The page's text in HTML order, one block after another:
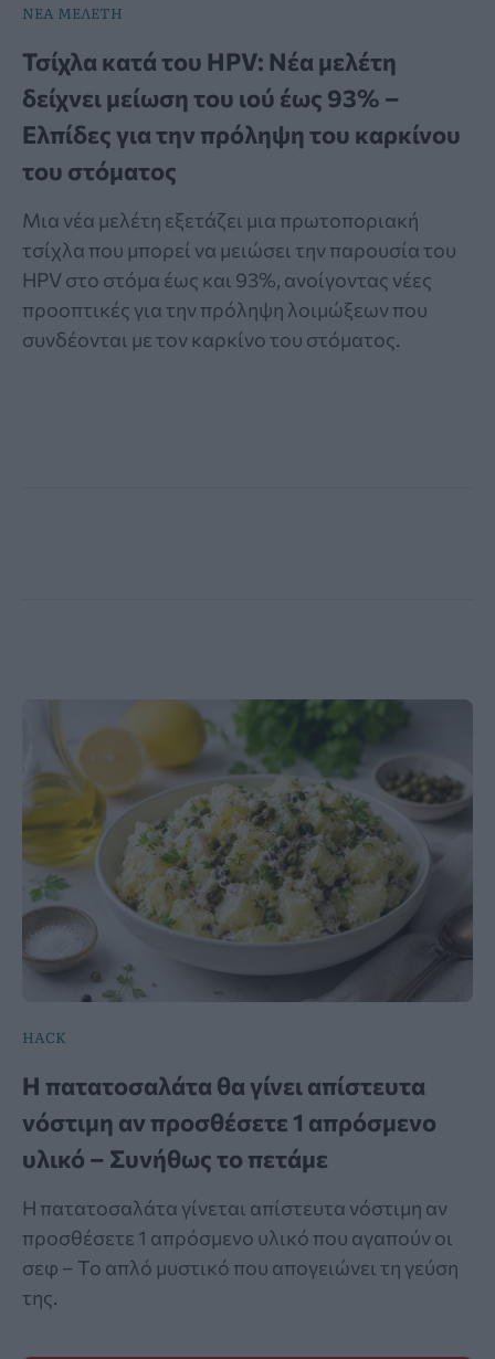
ΝΕΑ ΜΕΛΕΤΗ
Τσίχλα κατά του HPV: Νέα μελέτη
δείχνει μείωση του ιού έως 93% –
Ελπίδες για την πρόληψη του καρκίνου
του στόματος
Μια νέα μελέτη εξετάζει μια πρωτοποριακή
τσίχλα που μπορεί να μειώσει την παρουσία του
HPV στο στόμα έως και 93%, ανοίγοντας νέες
προοπτικές για την πρόληψη λοιμώξεων που
συνδέονται με τον καρκίνο του στόματος.
HACK
Η πατατοσαλάτα θα γίνει απίστευτα
νόστιμη αν προσθέσετε 1 απρόσμενο
υλικό – Συνήθως το πετάμε
Η πατατοσαλάτα γίνεται απίστευτα νόστιμη αν
προσθέσετε 1 απρόσμενο υλικό που αγαπούν οι
σεφ – Το απλό μυστικό που απογειώνει τη γεύση
της.